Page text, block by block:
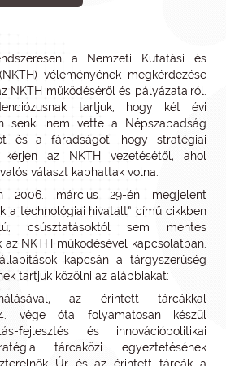
a Nemzeti Kutatási és
véleményének megkérdezése
NKTH működéséről és pályázatairól.
tartjuk, hogy két évi
senki nem vette a Népszabadság
és a fáradságot, hogy stratégiai
kérjen az NKTH vezetésétől, ahol
választ kaphattak volna.
2006. március 29-én megjelent
a technológiai hivatalt” című cikkben
csúsztatásoktól sem mentes
NKTH működésével kapcsolatban.
kapcsán a tárgyszerűség
tartjuk közölni az alábbiakat:
az érintett tárcákkal
vége óta folyamatosan készül
fejlesztés és innovációpolitikai
tárcaközi egyeztetésének